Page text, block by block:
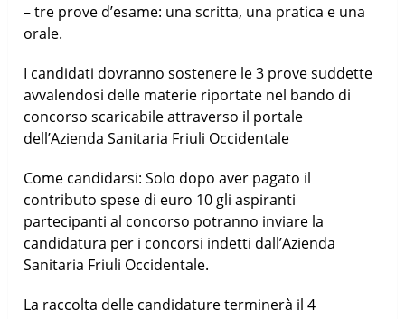
– tre prove d’esame: una scritta, una pratica e una
orale.
I candidati dovranno sostenere le 3 prove suddette
avvalendosi delle materie riportate nel bando di
concorso scaricabile attraverso il portale
dell’Azienda Sanitaria Friuli Occidentale
Come candidarsi: Solo dopo aver pagato il
contributo spese di euro 10 gli aspiranti
partecipanti al concorso potranno inviare la
candidatura per i concorsi indetti dall’Azienda
Sanitaria Friuli Occidentale.
La raccolta delle candidature terminerà il 4